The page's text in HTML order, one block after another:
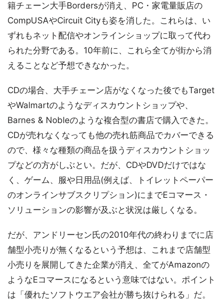
籍チェーン大手Bordersが消え、PC・家電量販店の
CompUSAやCircuit Cityも姿を消した。これらは、い
ずれもネット配信やオンラインショップに取って代わ
られた分野である。10年前に、これら全てが街から消
えることなど予想できなかった。
CDの場合、大手チェーン店がなくなった後でもTarget
やWalmartのようなディスカウントショップや、
Barnes & Nobleのような複合型の書店で購入できた。
CDが売れなくなっても他の売れ筋商品でカバーできる
ので、様々な種類の商品を扱うディスカウントショッ
プなどの方がしぶとい。だが、CDやDVDだけではな
く、ゲーム、服や日用品(例えば、トイレットペーパー
のオンラインサブスクリプション)にまでEコマース・
ソリューションの影響が及ぶと状況は厳しくなる。
だが、アンドリーセン氏の2010年代の終わりまでに店
舗型小売りが無くなるという予想は、これまで店舗型
小売りを展開してきた企業が消え、全てがAmazonの
ようなEコマースになるという意味ではない。ポイント
は「優れたソフトウエア会社が勝ち抜けられる」だ。